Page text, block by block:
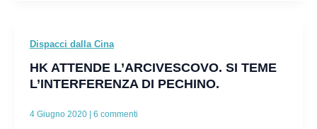
Dispacci dalla Cina
HK ATTENDE L’ARCIVESCOVO. SI TEME
L’INTERFERENZA DI PECHINO.
4 Giugno 2020 | 6 commenti